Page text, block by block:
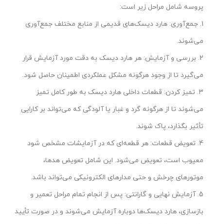
پروسه شامل مراحل زیر است:
1. جمع‌آوری: هارد دیسک‌های قدیمی از منابع مختلف جمع‌آوری
می‌شوند.
2. بررسی و آزمایش: هر هارد دیسک به دقت مورد آزمایش قرار
می‌گیرد تا از وجود هرگونه مشکل عملکردی اطمینان حاصل شود.
3. تمیز کردن: قطعات داخلی هارد دیسک به طور کامل تمیز
می‌شوند تا از هرگونه گرد و غبار یا آلودگی که می‌تواند بر کارایی
تأثیر بگذارد، پاک شوند.
4. تعویض قطعات: هر قطعه‌ای که در آزمایشات مشخص شود
معیوب است، تعویض می‌شود. این شامل تعویض هدها،
موتورهای چرخش و حتی مدارهای الکترونیکی می‌تواند باشد.
5. آزمایش نهایی و گارانتی: پس از انجام تمام مراحل تعمیر و
بازسازی، هارد دیسک‌ها دوباره آزمایش می‌شوند و در صورت تأیید